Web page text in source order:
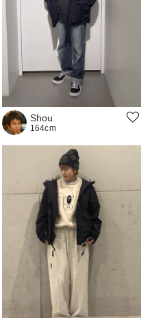
Shou
164cm